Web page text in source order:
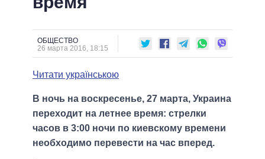
ОБЗОРЫ
ДАЙДЖЕСТЫ
ПРЕЗИДЕНТ И ОФИС
ВЕРХОВНАЯ РАДА
КАБИНЕТ МИНИСТРОВ
МЭРЫ
ВСЕ ПЕРСОНЫ
ПОДДЕРЖАТЬ
СРАВНЕНИЕ ПОЛИТИКОВ
ОБЩЕСТВО
26 марта 2016, 18:15
Читати українською
В ночь на воскресенье, 27 марта, Украина
переходит на летнее время: стрелки
часов в 3:00 ночи по киевскому времени
необходимо перевести на час вперед.